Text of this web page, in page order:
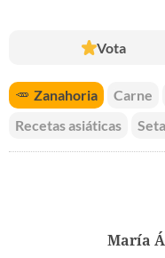
Vota
🥕 Zanahoria Carne
Recetas asiáticas
María